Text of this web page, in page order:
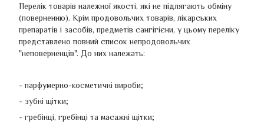
Перелік товарів належної якості, які не підлягають обміну
(поверненню). Крім продовольчих товарів, лікарських
препаратів і засобів, предметів сангігієни, у цьому переліку
представлено повний список непродовольчих
"неповерненців". До них належать:
- парфумерно-косметичні вироби;
- зубні щітки;
- гребінці, гребінці та масажні щітки;